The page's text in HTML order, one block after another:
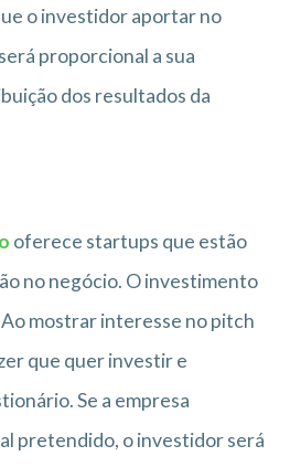
o investidor aportar no
proporcional a sua
dos resultados da
oferece startups que estão
no negócio. O investimento
Ao mostrar interesse no pitch
que quer investir e
Se a empresa
pretendido, o investidor será